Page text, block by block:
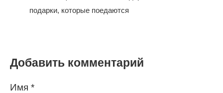
подарки, которые поедаются
Добавить комментарий
Имя *